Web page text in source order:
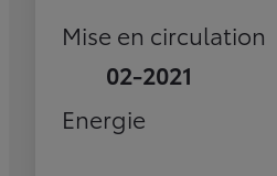
Mise en circulation
02-2021
Energie